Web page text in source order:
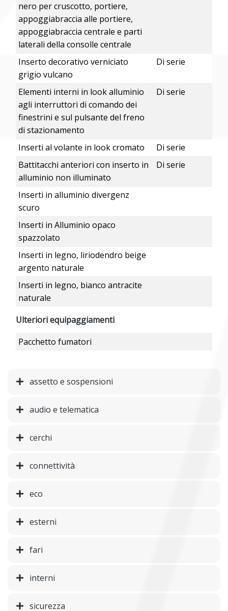
nero per cruscotto, portiere,
appoggiabraccia alle portiere,
appoggiabraccia centrale e parti
laterali della consolle centrale
Inserto decorativo verniciato
grigio vulcano
Di serie
Elementi interni in look alluminio
agli interruttori di comando dei
finestrini e sul pulsante del freno
di stazionamento
Di serie
Inserti al volante in look cromato
Di serie
Battitacchi anteriori con inserto in
alluminio non illuminato
Di serie
Inserti in alluminio divergenz
scuro
Inserti in Alluminio opaco
spazzolato
Inserti in legno, liriodendro beige
argento naturale
Inserti in legno, bianco antracite
naturale
Ulteriori equipaggiamenti
Pacchetto fumatori
assetto e sospensioni
audio e telematica
cerchi
connettività
eco
esterni
fari
interni
sicurezza